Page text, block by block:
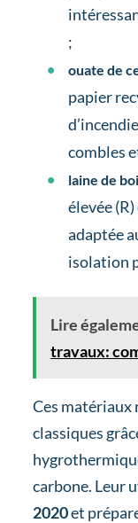
;
ouate de
papier
combles
laine de
élevée
adaptée
isolation
Lire
travaux:
Ces matériaux
classiques
carbone. Leur
2020et